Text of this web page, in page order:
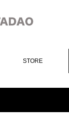
STORE